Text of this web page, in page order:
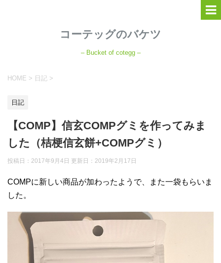
コーテッグのバケツ
– Bucket of cotegg –
HOME > 日記 >
日記
【COMP】信玄COMPグミを作ってみま
した（桔梗信玄餅+COMPグミ）
投稿日：2017年9月4日 更新日： 2019年2月17日
COMPに新しい商品が加わったようで、また一袋もらいま
した。